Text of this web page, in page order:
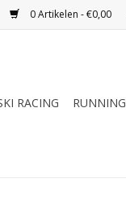
0 Artikelen - €0,00
RACING RUNNING